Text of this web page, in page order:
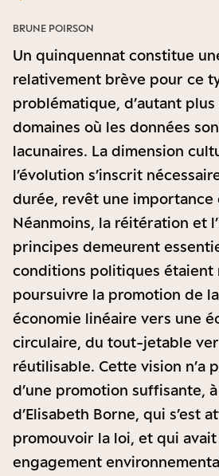
Un quinquennat constitue
relativement brève pour ce
problématique, d’autant plus
domaines où les données
lacunaires. La dimension
l’évolution s’inscrit
durée, revêt une importance
Néanmoins, la réitération et
principes demeurent
conditions politiques étaient
poursuivre la promotion de
économie linéaire vers une
circulaire, du tout-jetable
réutilisable. Cette vision n’a
d’une promotion suffisante,
d’Elisabeth Borne, qui s’est
promouvoir la loi, et qui
engagement
BRUNE POIRSON